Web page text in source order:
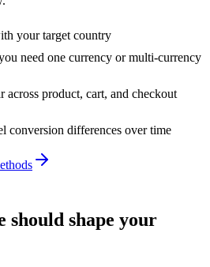
your target country
need one currency or multi-currency
across product, cart, and checkout
conversion differences over time
should shape your